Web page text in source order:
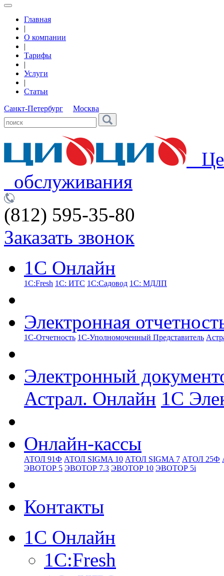
Главная
|
О компании
|
Тарифы
|
Услуги
|
Статьи
Санкт-Петербург
Москва
обслуживания
(812) 595-35-80
Заказать звонок
1С Онлайн
1С:Fresh 1С: ИТС 1С:Садовод 1С: МДЛП
Электронная
1С-Отчетность 1С-Уполномоченный Представитель
Электронный
Астрал. Онлайн 1С
Онлайн-кассы
АТОЛ 91Ф АТОЛ SIGMA 10 АТОЛ SIGMA 7 АТОЛ 25Ф
ЭВОТОР 5 ЭВОТОР 7.3 ЭВОТОР 10 ЭВОТОР 5i
Контакты
1С Онлайн
1С:Fresh